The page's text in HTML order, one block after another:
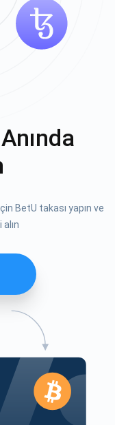
BetU takası yapın ve